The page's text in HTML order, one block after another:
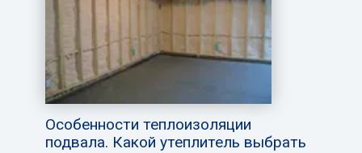
Особенности теплоизоляции
подвала. Какой утеплитель выбрать